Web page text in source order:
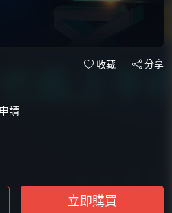
收藏 分享
請
立即購買